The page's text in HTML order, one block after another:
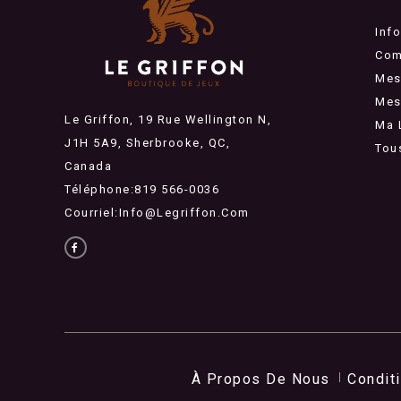
Le Griffon, 19 Rue Wellington N,
J1H 5A9, Sherbrooke, QC,
Canada
Téléphone:819 566-0036
Courriel:Info@legriffon.com
Ma
À Propos De Nous